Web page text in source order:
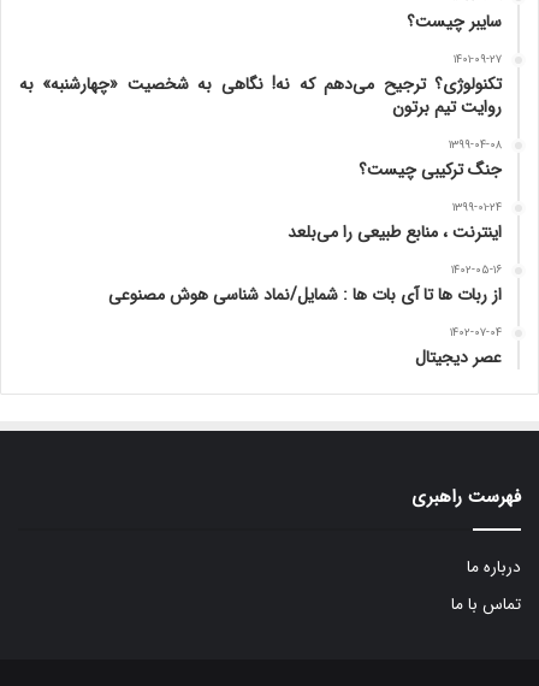
فهرست راهبری
درباره ما
تماس با ما
© کلیه حقوق برای سایبر پژوه محفوظ است. طراحی و پشتیبانی توسط